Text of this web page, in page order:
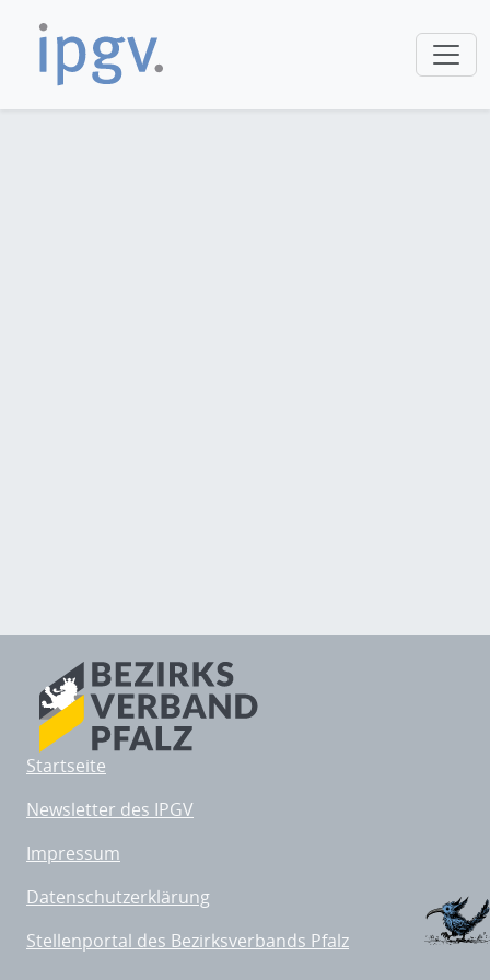
Startseite
Newsletter des IPGV
Impressum
Datenschutzerklärung
Stellenportal des Bezirksverbands Pfalz